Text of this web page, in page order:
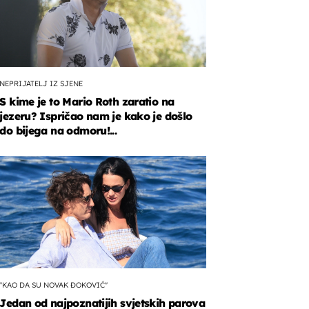
NEPRIJATELJ IZ SJENE
S kime je to Mario Roth zaratio na
jezeru? Ispričao nam je kako je došlo
do bijega na odmoru!...
"KAO DA SU NOVAK ĐOKOVIĆ"
Jedan od najpoznatijih svjetskih parova